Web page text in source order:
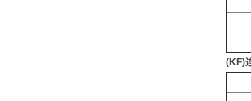
(KF)